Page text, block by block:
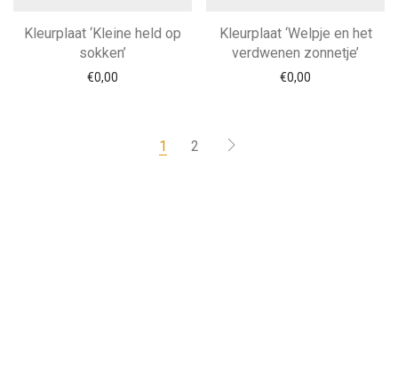
Kleurplaat ‘Kleine held op
sokken’
€0,00
Kleurplaat ‘Welpje en het
verdwenen zonnetje’
€0,00
1 2